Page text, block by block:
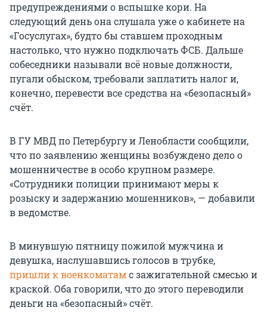
предупреждениями о вспышке кори. На
следующий день она слушала уже о кабинете на
«Госуслугах», будто бы ставшем проходным
настолько, что нужно подключать ФСБ. Дальше
собеседники называли всё новые должности,
пугали обыском, требовали заплатить налог и,
конечно, перевести все средства на «безопасный»
счёт.
В ГУ МВД по Петербургу и Ленобласти сообщили,
что по заявлению женщины возбуждено дело о
мошенничестве в особо крупном размере.
«Сотрудники полиции принимают меры к
розыску и задержанию мошенников», — добавили
в ведомстве.
В минувшую пятницу пожилой мужчина и
девушка, наслушавшись голосов в трубке,
пришли к военкоматамс зажигательной смесью и
краской. Оба говорили, что до этого переводили
деньги на «безопасный» счёт.